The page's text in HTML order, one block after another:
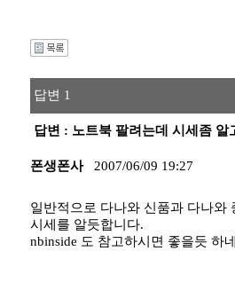
답변 1
답변 : 노트북 팔려는데 시세좀 알
폰생폰사 2007/06/09 19:27
일반적으로 다나와 신품과 다나와
시세를 알듯합니다.
nbinside 도 참고하시면 좋을듯 하